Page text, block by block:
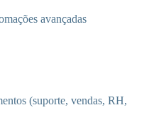
avançadas
(suporte, vendas, RH,